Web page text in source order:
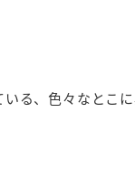
る、色々なとこ